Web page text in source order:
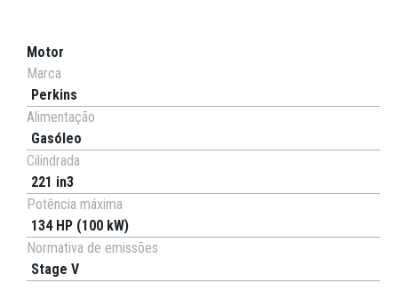
Motor
Marca
Perkins
Alimentação
Gasóleo
Cilindrada
221 in3
Potência máxima
134 HP (100 kW)
Normativa de emissões
Stage V